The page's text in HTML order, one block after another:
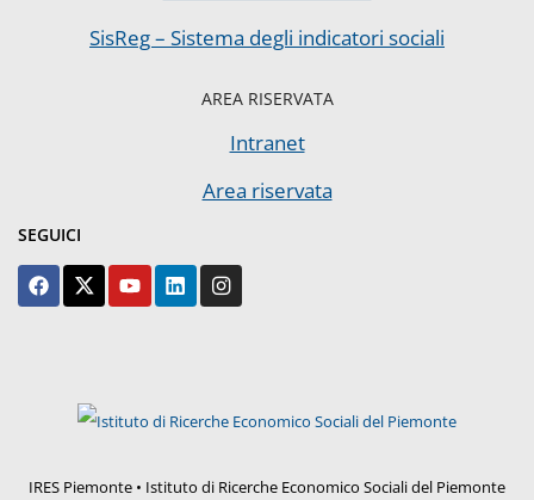
SisReg – Sistema degli indicatori sociali
AREA RISERVATA
Intranet
Area riservata
SEGUICI
IRES Piemonte • Istituto di Ricerche Economico Sociali del Piemonte